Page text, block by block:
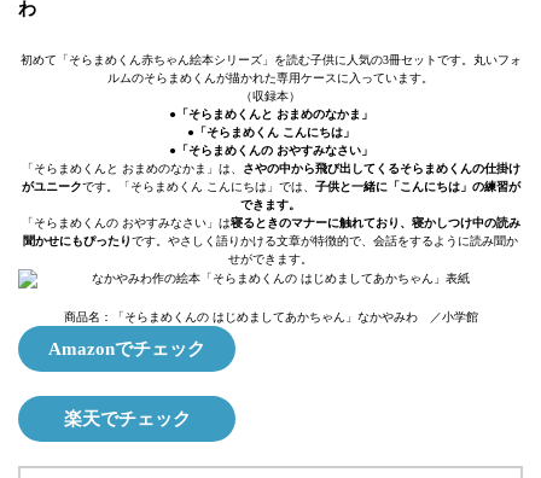
わ
初めて「そらまめくん赤ちゃん絵本シリーズ」を読む子供に人気の3冊セットです。丸いフォ
ルムのそらまめくんが描かれた専用ケースに入っています。
（収録本）
●「そらまめくんと おまめのなかま」
●「そらまめくん こんにちは」
●「そらまめくんの おやすみなさい」
「そらまめくんと おまめのなかま」は、
さやの中から飛び出してくるそらまめくんの仕掛け
がユニークです。「そらまめくん こんにちは」では、 子供と一緒に「こんにちは」の練習が
できます。
「そらまめくんの おやすみなさい」は寝るときのマナーに触れており、寝かしつけ中の読み
聞かせにもぴったりです。やさしく語りかける文章が特徴的で、会話をするように読み聞か
せができます。
商品名：「そらまめくんの はじめましてあかちゃん」なかやみわ ／小学館
Amazonでチェック
楽天でチェック